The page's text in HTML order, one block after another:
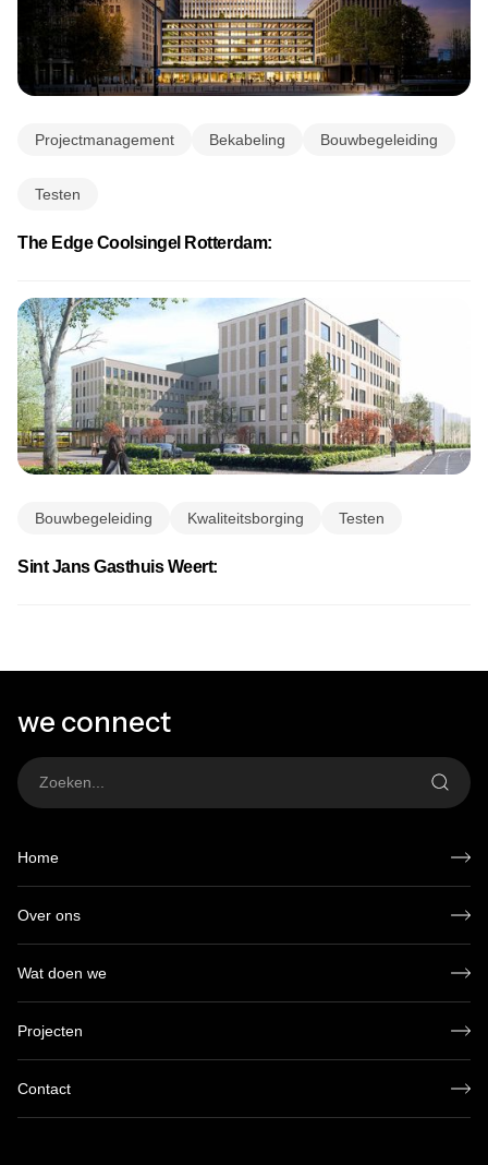
Projectmanagement Bekabeling Bouwbegeleiding
Testen
The Edge Coolsingel Rotterdam:
Bouwbegeleiding Kwaliteitsborging Testen
Sint Jans Gasthuis Weert:
we connect
Home
Over ons
Wat doen we
Projecten
Contact